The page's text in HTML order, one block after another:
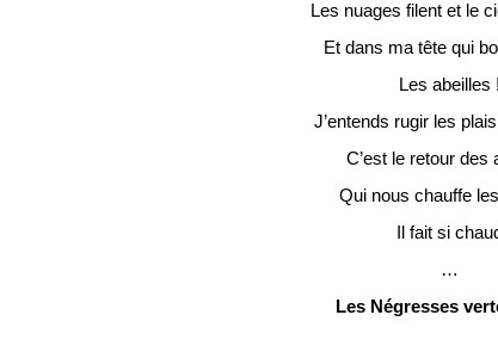
Les nuages filent et le
Et dans ma tête qui
Les abeilles !
J’entends rugir les
C’est le retour des
Qui nous chauffe
Il fait si
…
Les Négresses